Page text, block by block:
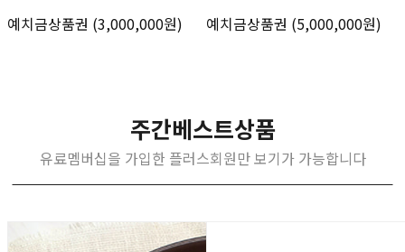
예치금상품권 (3,000,000원) 예치금상품권 (5,000,000원)
주간베스트상품
유료멤버십을 가입한 플러스회원만 보기가 가능합니다